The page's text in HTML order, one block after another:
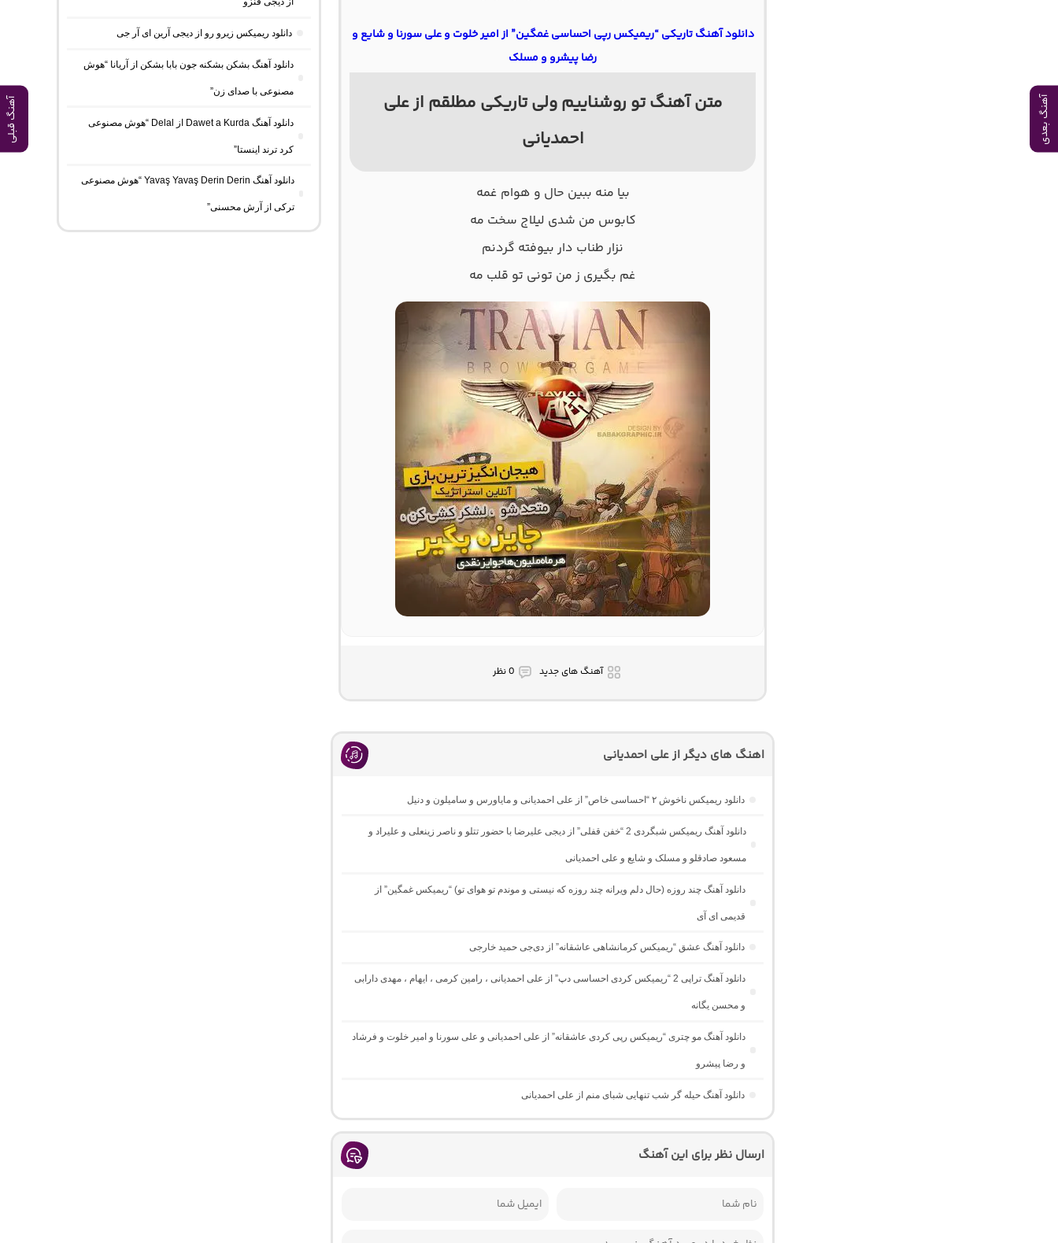
آهنگ بعدی آهنگ قبلی
دانلود آهنگ تاریکی “ریمیکس رپی احساسی غمگین” از امیر خلوت و علی سورنا و شایع و
رضا پیشرو و مسلک
متن آهنگ تو روشناییم ولی تاریکی مطلقم از علی
احمدیانی
بیا منه ببین حال و هوام غمه
کابوس من شدی لیلاج سخت مه
نزار طناب دار بیوفته گردنم
غم بگیری ز من تونی تو قلب مه
آهنگ های جدید 0 نظر
اهنگ های دیگر از علی احمدیانی
دانلود ریمیکس ناخوش ۲ “احساسی خاص” از علی احمدیانی و مایاورس و سامیلون و دنیل
دانلود آهنگ ریمیکس شبگردی 2 “خفن قفلی” از دیجی علیرضا با حضور تتلو و ناصر زینعلی و علیراد و
مسعود صادقلو و مسلک و شایع و علی احمدیانی
دانلود آهنگ چند روزه (حال دلم ویرانه چند روزه که نیستی و موندم تو هوای تو) “ریمیکس غمگین” از
قدیمی ای آی
دانلود آهنگ عشق “ریمیکس کرمانشاهی عاشقانه” از دی‌جی حمید خارجی
دانلود آهنگ تراپی 2 “ریمیکس کردی احساسی دپ” از علی احمدیانی ، رامین کرمی ، ایهام ، مهدی دارابی
و محسن یگانه
دانلود آهنگ مو چتری “ریمیکس رپی کردی عاشقانه” از علی احمدیانی و علی سورنا و امیر خلوت و فرشاد
و رضا پیشرو
دانلود آهنگ حیله گر شب تنهایی شبای منم از علی احمدیانی
ارسال نظر برای این آهنگ
دانلود ریمیکس زیرو رو از دیجی آرین ای آر جی
دانلود آهنگ بشکن بشکنه جون بابا بشکن از آریانا “هوش
مصنوعی با صدای زن”
دانلود آهنگ Dawet a Kurda از Delal “هوش مصنوعی
کرد ترند اینستا”
دانلود آهنگ Yavaş Yavaş Derin Derin “هوش مصنوعی
ترکی از آرش محسنی”